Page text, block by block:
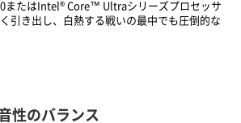
またはIntel® Core™ Ultraシリーズプロセッサ
引き出し、白熱する戦いの最中でも圧倒的な
性のバランス